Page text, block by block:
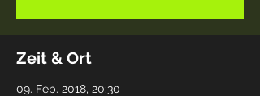
Zeit & Ort
09. Feb. 2018, 20:30